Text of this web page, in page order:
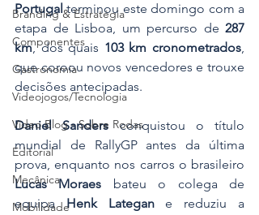
Branding & Estratégia
Componentes
Gastronomia
Videojogos/Tecnologia
Vídeo Blog - Sobre Rodas
Editorial
Mecânica
Mobilidade
Portugal terminou este domingo com a
etapa de Lisboa, um percurso de 287
km, dos quais 103 km cronometrados,
que coroou novos vencedores e trouxe
decisões antecipadas.
Daniel Sanders conquistou o título
mundial de RallyGP antes da última
Lucas Moraes bateu o colega de
equipa Henk Lategan e reduziu a